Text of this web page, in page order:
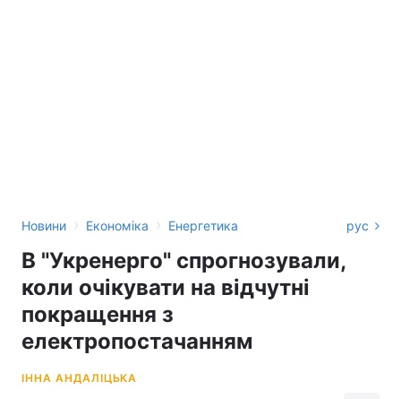
Новини › Економіка › Енергетика рус
В "Укренерго" спрогнозували,
коли очікувати на відчутні
покращення з
електропостачанням
ІННА АНДАЛІЦЬКА